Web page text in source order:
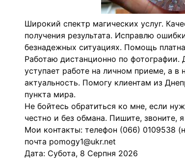
Широкий спектр магических услуг.
получения результата. Исправлю
безнадежных ситуациях. Помощь
Работаю дистанционно по фотографии.
уступает работе на личном приеме, а
актуальность. Помогу клиентам из
пункта мира.
Не бойтесь обратиться ко мне, если
честно и без обмана. Пишите, звоните,
Мои контакты: телефон (066) 0109538
почта pomogy1@ukr.net
Дата: Субота, 8 Серпня 2026